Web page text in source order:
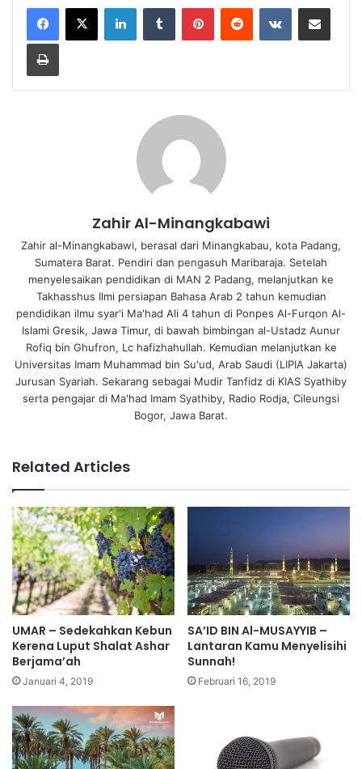
LinkedInTumblr PinterestReddit VKontakteShare via Email
Print
Zahir Al-Minangkabawi
Zahir al-Minangkabawi, berasal dari Minangkabau, kota Padang,
Sumatera Barat. Pendiri dan pengasuh Maribaraja. Setelah
menyelesaikan pendidikan di MAN 2 Padang, melanjutkan ke
Takhasshus Ilmi persiapan Bahasa Arab 2 tahun kemudian
pendidikan ilmu syar'i Ma'had Ali 4 tahun di Ponpes Al-Furqon Al-
Islami Gresik, Jawa Timur, di bawah bimbingan al-Ustadz Aunur
Rofiq bin Ghufron, Lc hafizhahullah. Kemudian melanjutkan ke
Universitas Imam Muhammad bin Su'ud, Arab Saudi (LIPIA Jakarta)
Jurusan Syariah. Sekarang sebagai Mudir Tanfidz di KIAS Syathiby
serta pengajar di Ma'had Imam Syathiby, Radio Rodja, Cileungsi
Bogor, Jawa Barat.
Related Articles
UMAR – Sedekahkan Kebun
Kerena Luput Shalat Ashar
Berjama’ah
Januari 4, 2019
SA’ID BIN Al-MUSAYYIB –
Lantaran Kamu Menyelisihi
Sunnah!
Februari 16, 2019